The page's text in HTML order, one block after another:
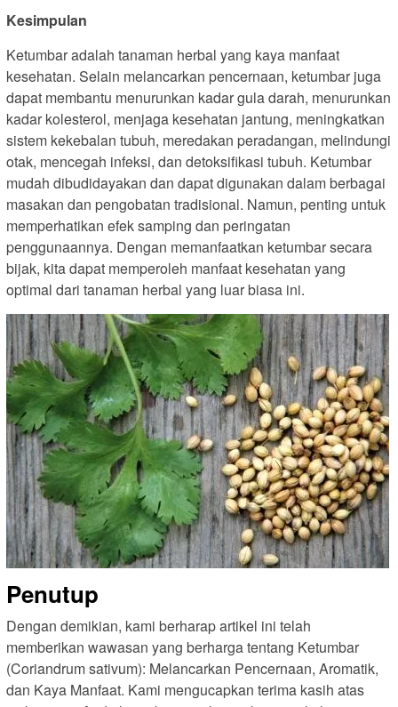
Kesimpulan
Ketumbar adalah tanaman herbal yang kaya manfaat
kesehatan. Selain melancarkan pencernaan, ketumbar juga
dapat membantu menurunkan kadar gula darah, menurunkan
kadar kolesterol, menjaga kesehatan jantung, meningkatkan
sistem kekebalan tubuh, meredakan peradangan, melindungi
otak, mencegah infeksi, dan detoksifikasi tubuh. Ketumbar
mudah dibudidayakan dan dapat digunakan dalam berbagai
masakan dan pengobatan tradisional. Namun, penting untuk
memperhatikan efek samping dan peringatan
penggunaannya. Dengan memanfaatkan ketumbar secara
bijak, kita dapat memperoleh manfaat kesehatan yang
optimal dari tanaman herbal yang luar biasa ini.
Penutup
Dengan demikian, kami berharap artikel ini telah
memberikan wawasan yang berharga tentang Ketumbar
(Coriandrum sativum): Melancarkan Pencernaan, Aromatik,
dan Kaya Manfaat. Kami mengucapkan terima kasih atas